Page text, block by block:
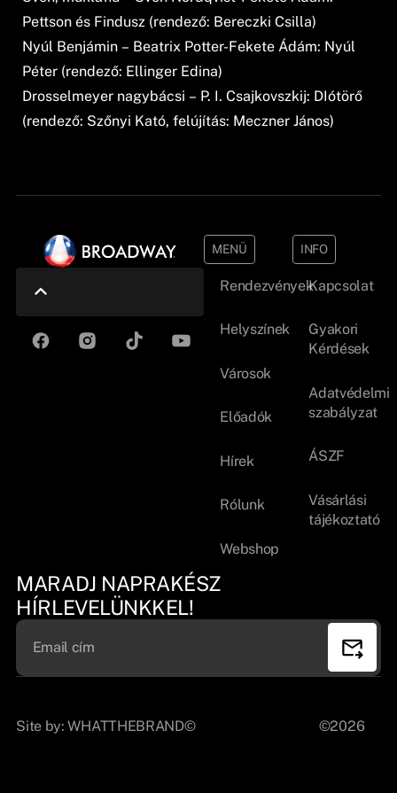
Pettson és Findusz (rendező: Bereczki Csilla)
Nyúl Benjámin – Beatrix Potter-Fekete Ádám: Nyúl
Péter (rendező: Ellinger Edina)
Drosselmeyer nagybácsi – P. I. Csajkovszkij: DIótörő
(rendező: Szőnyi Kató, felújítás: Meczner János)
MENÜ
Rendezvények
Helyszínek
Városok
Előadók
Hírek
Rólunk
Webshop
INFO
Kapcsolat
Gyakori
Kérdések
Adatvédelmi
szabályzat
ÁSZF
Vásárlási
tájékoztató
MARADJ NAPRAKÉSZ
HÍRLEVELÜNKKEL!
Site by:WHATTHEBRAND© ©2026